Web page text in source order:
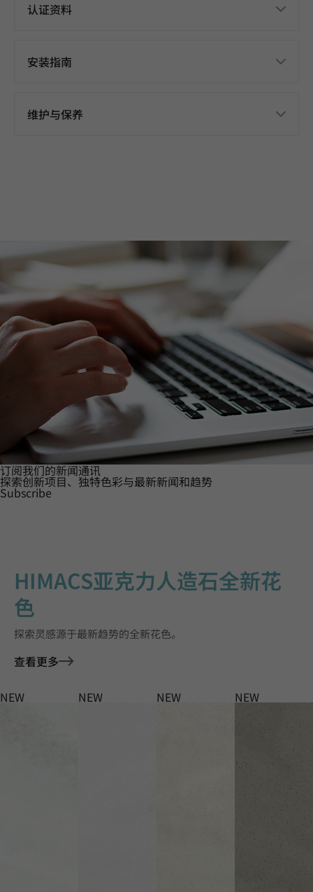
认证资料
安装指南
维护与保养
订阅我们的新闻通讯
探索创新项目、独特色彩与最新新闻和趋势
Subscribe
HIMACS亚克力人造石全新花
色
探索灵感源于最新趋势的全新花色。
查看更多
NEW NEW NEW NEW